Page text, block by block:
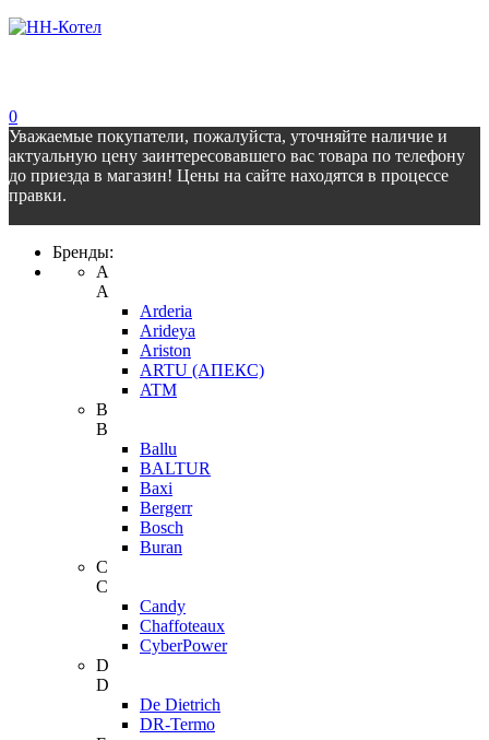
0
Уважаемые покупатели, пожалуйста, уточняйте наличие и
актуальную цену заинтересовавшего вас товара по телефону
до приезда в магазин! Цены на сайте находятся в процессе
правки.
Бренды:
A
A
Arderia
Arideya
Ariston
ARTU (АПЕКС)
ATM
B
B
Ballu
BALTUR
Baxi
Bergerr
Bosch
Buran
C
C
Candy
Chaffoteaux
CyberPower
D
D
De Dietrich
DR-Termo